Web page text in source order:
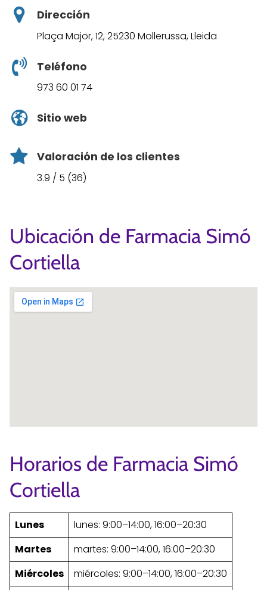
Dirección
Plaça Major, 12, 25230 Mollerussa, Lleida
Teléfono
973 60 01 74
Sitio web
Valoración de los clientes
3.9 / 5 (36)
Ubicación de Farmacia Simó
Cortiella
Horarios de Farmacia Simó
Cortiella
Lunes
lunes: 9:00–14:00, 16:00–20:30
Martes
martes: 9:00–14:00, 16:00–20:30
Miércoles
miércoles: 9:00–14:00, 16:00–20:30